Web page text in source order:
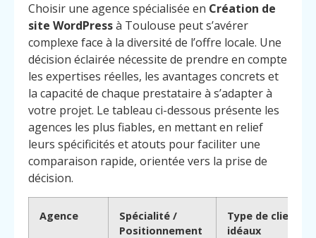
Choisir une agence spécialisée en Création de
site WordPressà Toulouse peut s’avérer
complexe face à la diversité de l’offre locale. Une
décision éclairée nécessite de prendre en compte
les expertises réelles, les avantages concrets et
la capacité de chaque prestataire à s’adapter à
votre projet. Le tableau ci-dessous présente les
agences les plus fiables, en mettant en relief
leurs spécificités et atouts pour faciliter une
comparaison rapide, orientée vers la prise de
décision.
Agence
Spécialité /
Positionnement
Type de clients
idéaux